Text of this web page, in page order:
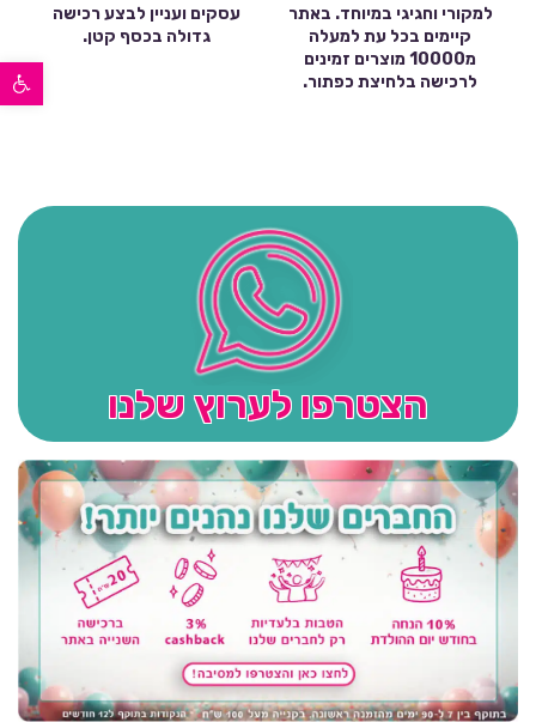
פתח סרגל נגישות
למקורי וחגיגי במיוחד. באתר
קיימים בכל עת למעלה
מ10000 מוצרים זמינים
לרכישה בלחיצת כפתור.
עסקים ועניין לבצע רכישה
גדולה בכסף קטן.
הצטרפו לערוץ שלנו